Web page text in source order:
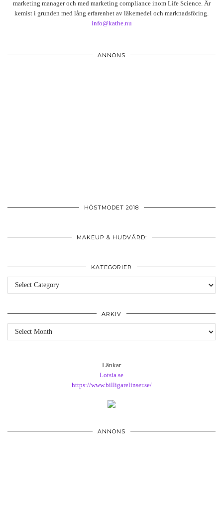
marketing manager och med marketing compliance inom Life Science. Är
kemist i grunden med lång erfarenhet av läkemedel och marknadsföring.
info@kathe.nu
ANNONS
HÖSTMODET 2018
MAKEUP & HUDVÅRD:
KATEGORIER
Kategorier
ARKIV
Arkiv
Länkar
Lotsia.se
https://www.billigarelinser.se/
ANNONS